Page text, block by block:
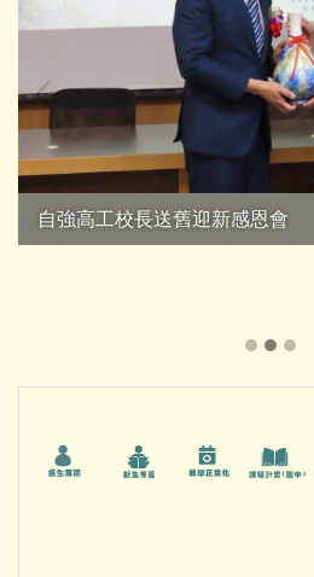
114學年度原住民族文化